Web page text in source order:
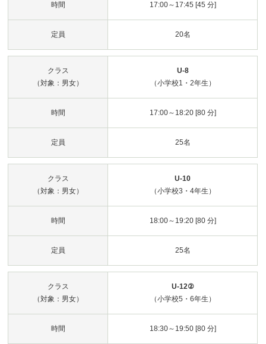
時間 17:00～17:45 [45 分]
定員 20名
クラス
（対象：男女）
U-8
（小学校1・2年生）
時間 17:00～18:20 [80 分]
定員 25名
クラス
（対象：男女）
U-10
（小学校3・4年生）
時間 18:00～19:20 [80 分]
定員 25名
クラス
（対象：男女）
U-12②
（小学校5・6年生）
時間 18:30～19:50 [80 分]